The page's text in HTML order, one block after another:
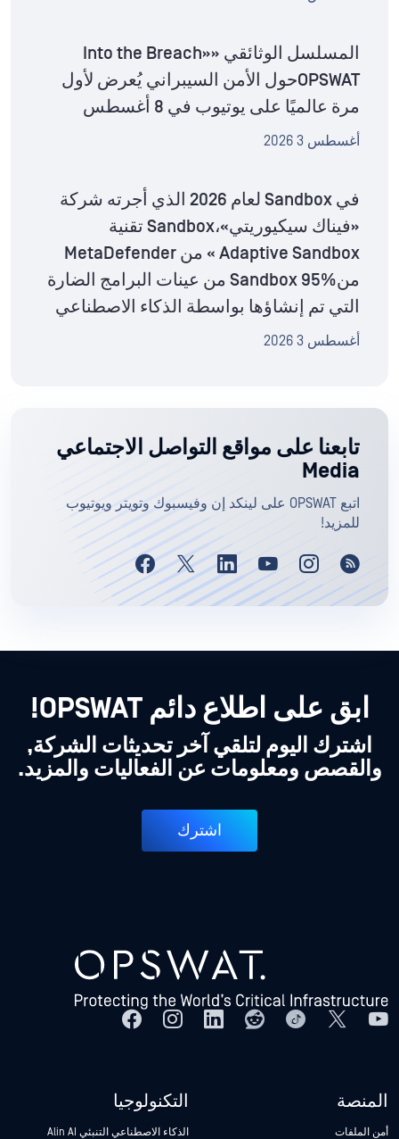
المسلسل الوثائقي «Into the Breach»
OPSWATحول الأمن السيبراني يُعرض لأول
مرة عالميًا على يوتيوب في 8 أغسطس
أغسطس 3 2026
في Sandbox لعام 2026 الذي أجرته شركة
«فيناك سيكيوريتي»،Sandbox تقنية
Adaptive Sandbox » من MetaDefender
منSandbox 95% من عينات البرامج الضارة
التي تم إنشاؤها بواسطة الذكاء الاصطناعي
أغسطس 3 2026
تابعنا على مواقع التواصل الاجتماعي
Media
اتبع OPSWAT على لينكد إن وفيسبوك وتويتر ويوتيوب
للمزيد!
ابق على اطلاع دائم OPSWAT!
اشترك اليوم لتلقي آخر تحديثات الشركة,
والقصص ومعلومات عن الفعاليات والمزيد.
اشترك
المنصة
أمن الملفات
التكنولوجيا
الذكاء الاصطناعي التنبئي Alin AI